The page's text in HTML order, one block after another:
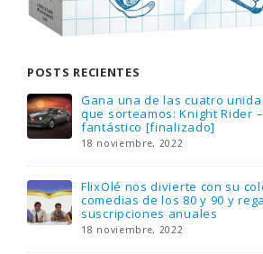
POSTS RECIENTES
Gana una de las cuatro
que sorteamos: Knight Rider
fantástico [finalizado]
18 noviembre, 2022
FlixOlé nos divierte con su
comedias de los 80 y 90 y
suscripciones anuales
18 noviembre, 2022